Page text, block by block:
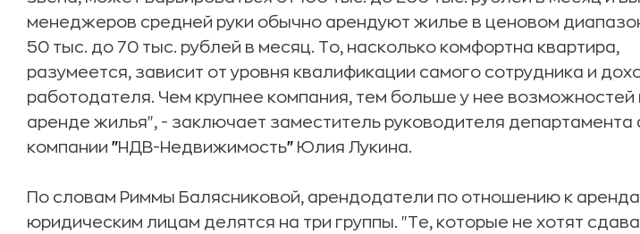
менеджеров средней руки обычно арендуют жилье в ценовом
50 тыс. до 70 тыс. рублей в месяц. То, насколько комфортна квартира,
разумеется, зависит от уровня квалификации самого сотрудника и
работодателя. Чем крупнее компания, тем больше у нее возможностей
аренде жилья", - заключает заместитель руководителя департамента
компании "НДВ-Недвижимость" Юлия Лукина.
По словам Риммы Балясниковой, арендодатели по отношению к
юридическим лицам делятся на три группы. "Те, которые не хотят